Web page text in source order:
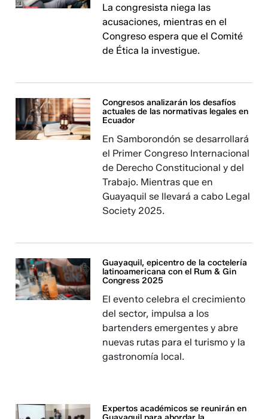
La congresista niega las
acusaciones, mientras en el
Congreso espera que el Comité
de Ética la investigue.
Congresos analizarán los desafíos
actuales de las normativas legales en
Ecuador
En Samborondón se desarrollará
el Primer Congreso Internacional
de Derecho Constitucional y del
Trabajo. Mientras que en
Guayaquil se llevará a cabo Legal
Society 2025.
Guayaquil, epicentro de la coctelería
latinoamericana con el Rum & Gin
Congress 2025
El evento celebra el crecimiento
del sector, impulsa a los
bartenders emergentes y abre
nuevas rutas para el turismo y la
gastronomía local.
Expertos académicos se reunirán en